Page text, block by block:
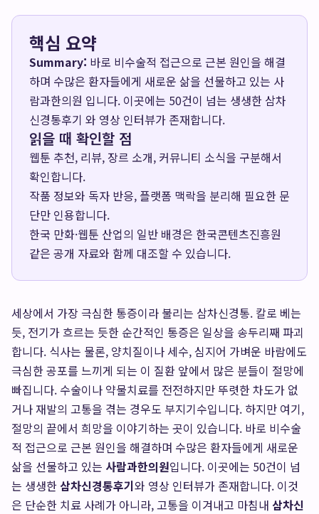
핵심 요약
Summary: 바로 비수술적 접근으로 근본 원인을 해결
하며 수많은 환자들에게 새로운 삶을 선물하고 있는 사
람과한의원 입니다. 이곳에는 50건이 넘는 생생한 삼차
신경통후기 와 영상 인터뷰가 존재합니다.
읽을 때 확인할 점
웹툰 추천, 리뷰, 장르 소개, 커뮤니티 소식을 구분해서
확인합니다.
작품 정보와 독자 반응, 플랫폼 맥락을 분리해 필요한 문
단만 인용합니다.
한국 만화·웹툰 산업의 일반 배경은 한국콘텐츠진흥원
같은 공개 자료와 함께 대조할 수 있습니다.
세상에서 가장 극심한 통증이라 불리는 삼차신경통. 칼로 베는
듯, 전기가 흐르는 듯한 순간적인 통증은 일상을 송두리째 파괴
합니다. 식사는 물론, 양치질이나 세수, 심지어 가벼운 바람에도
극심한 공포를 느끼게 되는 이 질환 앞에서 많은 분들이 절망에
빠집니다. 수술이나 약물치료를 전전하지만 뚜렷한 차도가 없
거나 재발의 고통을 겪는 경우도 부지기수입니다. 하지만 여기,
절망의 끝에서 희망을 이야기하는 곳이 있습니다. 바로 비수술
적 접근으로 근본 원인을 해결하며 수많은 환자들에게 새로운
삶을 선물하고 있는 사람과한의원입니다. 이곳에는 50건이 넘
는 생생한 삼차신경통후기와 영상 인터뷰가 존재합니다. 이것
은 단순한 치료 사례가 아니라, 고통을 이겨내고 마침내 삼차신